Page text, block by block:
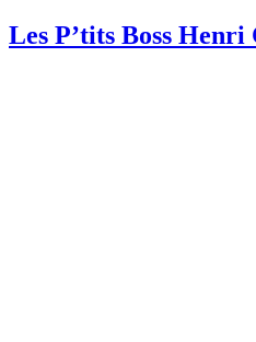
Les P’tits Boss